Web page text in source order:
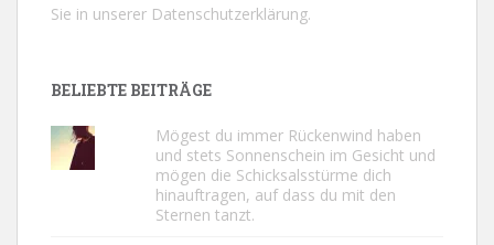
Sie in unserer Datenschutzerklärung.
BELIEBTE BEITRÄGE
Mögest du immer Rückenwind haben
und stets Sonnenschein im Gesicht und
mögen die Schicksalsstürme dich
hinauftragen, auf dass du mit den
Sternen tanzt.